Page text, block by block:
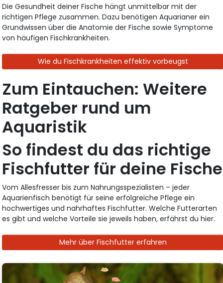
Die Gesundheit deiner Fische hängt unmittelbar mit der
richtigen Pflege zusammen. Dazu benötigen Aquarianer ein
Grundwissen über die Anatomie der Fische sowie Symptome
von häufigen Fischkrankheiten.
Wie du Fischkrankheiten effektiv vorbeugst
Zum Eintauchen: Weitere
Ratgeber rund um
Aquaristik
So findest du das richtige
Fischfutter für deine Fische
Vom Allesfresser bis zum Nahrungsspezialisten – jeder
Aquarienfisch benötigt für seine erfolgreiche Pflege ein
hochwertiges und nahrhaftes Fischfutter. Welche Futterarten
es gibt und welche Vorteile sie jeweils haben, erfährst du hier.
Mehr über Fischfutter erfahren